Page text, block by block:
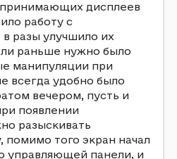
дисплеев
работу с
разы улучшило их
раньше нужно было
манипуляции при
всегда удобно было
вечером, пусть и
появлении
разыскивать
помимо того экран начал
управляющей панели, и